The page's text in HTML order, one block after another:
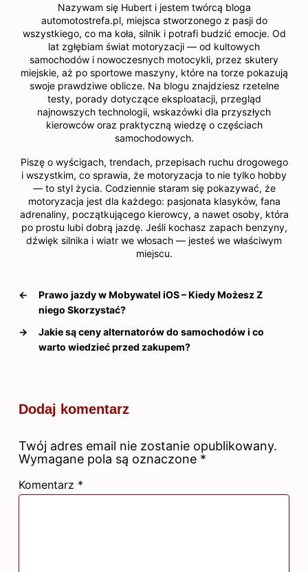
Nazywam się Hubert i jestem twórcą bloga
automotostrefa.pl, miejsca stworzonego z pasji do
wszystkiego, co ma koła, silnik i potrafi budzić emocje. Od
lat zgłębiam świat motoryzacji — od kultowych
samochodów i nowoczesnych motocykli, przez skutery
miejskie, aż po sportowe maszyny, które na torze pokazują
swoje prawdziwe oblicze. Na blogu znajdziesz rzetelne
testy, porady dotyczące eksploatacji, przegląd
najnowszych technologii, wskazówki dla przyszłych
kierowców oraz praktyczną wiedzę o częściach
samochodowych.
Piszę o wyścigach, trendach, przepisach ruchu drogowego
i wszystkim, co sprawia, że motoryzacja to nie tylko hobby
— to styl życia. Codziennie staram się pokazywać, że
motoryzacja jest dla każdego: pasjonata klasyków, fana
adrenaliny, początkującego kierowcy, a nawet osoby, która
po prostu lubi dobrą jazdę. Jeśli kochasz zapach benzyny,
dźwięk silnika i wiatr we włosach — jesteś we właściwym
miejscu.
←
Prawo jazdy w Mobywatel iOS – Kiedy Możesz Z
niego Skorzystać?
→
Jakie są ceny alternatorów do samochodów i co
warto wiedzieć przed zakupem?
Dodaj komentarz
Twój adres email nie zostanie opublikowany.
Wymagane pola są oznaczone *
Komentarz *